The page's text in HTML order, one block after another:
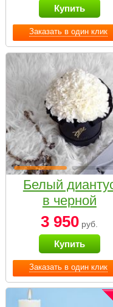
Заказать в один клик
Купить
Заказать в один клик
Белый
в черной
коробке Small
3 950 руб.
Купить